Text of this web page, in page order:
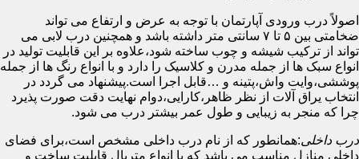
اصولاً درب ورودی آپارتمان با توجه به عرض و ارتفاع می تواند
ضخامتی بین ۵ تا ۷ سانتی متر داشته باشد و همچنین درب لابی می
تواند از ترکیب شیشه و چوب ساخته شود،علاوه بر این قابلیت تولید در
انواع سبک ها از جمله مدرن و کلاسیک را دارد و با انواع رنگ ها از جمله
پوششی،وایت واش،پتینه و …قابل اجرا است.پیشنهاد می گردد در
انتخاب یراق آلات از نظر ظاهر،کارایی،دوام نهایت دقت صورت پذیرد
چرا که منجر به زیبایی و طول عمر بیشتر درب می شود.
درب داخلی:همانطور که از نام درب داخلی مشخص است،برای فضای
داخلی منازل مناسب می باشد که با انواع متریال قابلیت ساخت و